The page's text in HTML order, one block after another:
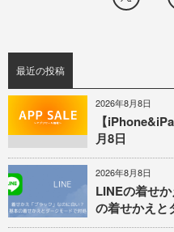
最近の投稿
2026年8月8日
【
月8日
2026年8月8日
LINEの着せ
の着せかえと